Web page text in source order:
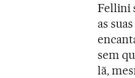
Fellini
as
sem
lã,